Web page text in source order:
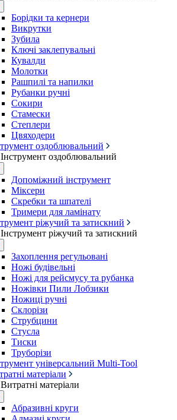
Борідки та кернери
Викрутки
Зубила
Ключі заклепувальні
Кувалди
Молотки
Рашпилі та напилки
Рубанки ручні
Сокири
Стамески
Степлери
Цвяходери
оздоблювальний
Інструмент оздоблювальний
Допоміжний інструмент
Міксери
Скребки та шпателі
Тримери для ламінату
ріжучий та затискний
Інструмент ріжучий та затискний
Захоплення регульовані
Ножі будівельні
Ножі для рейсмусу та рубанка
Ножівки Пили Лобзики
Ножиці ручні
Склорізи
Струбцини
Стусла
Тиски
Труборізи
універсальний Multi-Tool
матеріали
Витратні матеріали
Абразивні круги